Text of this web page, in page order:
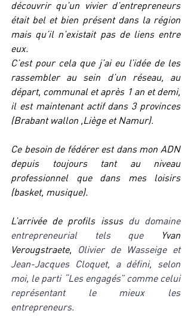
découvrir qu’un vivier d’entrepreneurs
était bel et bien présent dans la région
mais qu’il n’existait pas de liens entre
eux.
C’est pour cela que j’ai eu l’idée de les
rassembler au sein d’un réseau, au
départ, communal et après 1 an et demi,
il est maintenant actif dans 3 provinces
(Brabant wallon ,Liège et Namur).
Ce besoin de fédérer est dans mon ADN
depuis toujours tant au niveau
professionnel que dans mes loisirs
(basket, musique).
L’arrivée de profils issus du domaine
entrepreneurial tels que Yvan
Verougstraete, Olivier de Wasseige et
Jean-Jacques Cloquet, a défini, selon
moi, le parti “Les engagés” comme celui
représentant le mieux les
entrepreneurs.